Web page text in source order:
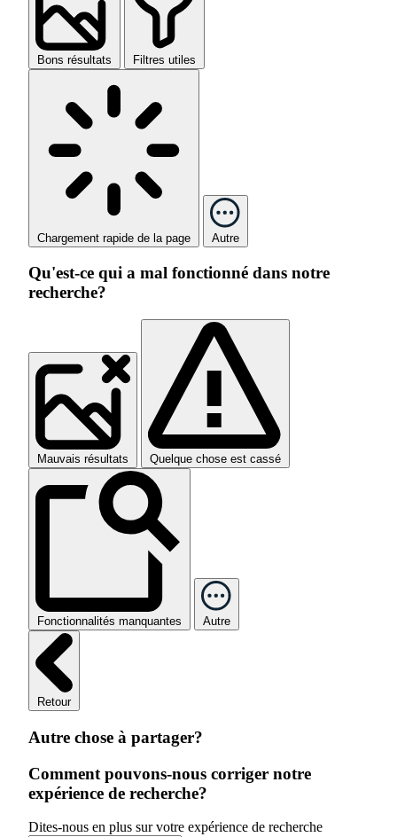
Bons résultats Filtres utiles
Chargement rapide de la page Autre
Qu'est-ce qui a mal fonctionné dans notre
recherche?
Mauvais résultats Quelque chose est cassé
Fonctionnalités manquantes Autre
Retour
Autre chose à partager?
Comment pouvons-nous corriger notre
expérience de recherche?
Dites-nous en plus sur votre expérience de recherche